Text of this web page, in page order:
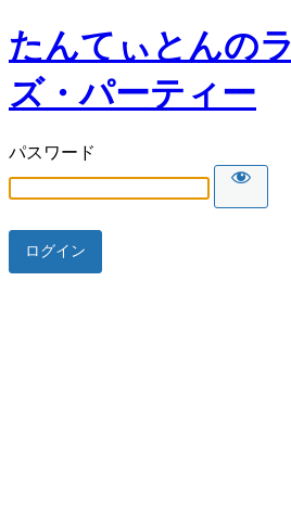
たんてぃとんの
ズ・パーティー
パスワード